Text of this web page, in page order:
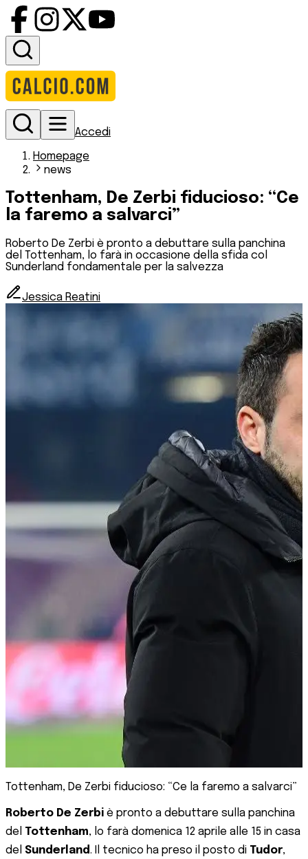
Accedi
Homepage
news
Tottenham, De Zerbi fiducioso: “Ce
la faremo a salvarci”
Roberto De Zerbi è pronto a debuttare sulla panchina
del Tottenham, lo farà in occasione della sfida col
Sunderland fondamentale per la salvezza
Jessica Reatini
Tottenham, De Zerbi fiducioso: “Ce la faremo a salvarci”
Roberto De Zerbi è pronto a debuttare sulla panchina
del Tottenham, lo farà domenica 12 aprile alle 15 in casa
del Sunderland. Il tecnico ha preso il posto di Tudor,